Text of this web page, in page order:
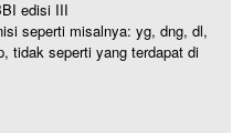
edisi III
seperti misalnya: yg, dng, dl,
tidak seperti yang terdapat di